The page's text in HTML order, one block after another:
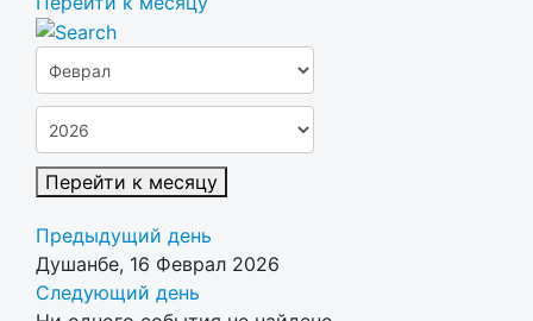
Перейти к месяцу
Предыдущий день
Душанбе, 16 Феврал 2026
Следующий день